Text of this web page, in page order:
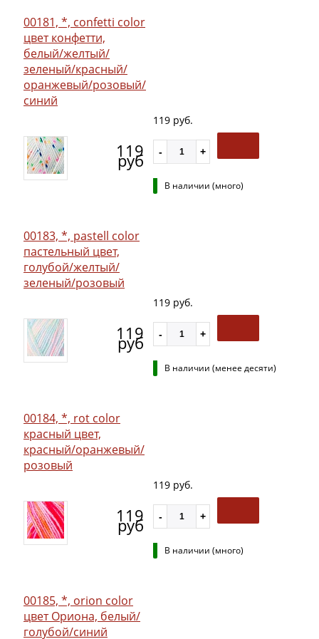
00181, *, confetti color
цвет конфетти,
белый/желтый/
зеленый/красный/
оранжевый/розовый/
синий
119
руб
119 руб.
В наличии (много)
00183, *, pastell color
пастельный цвет,
голубой/желтый/
зеленый/розовый
119
руб
119 руб.
В наличии (менее десяти)
00184, *, rot color
красный цвет,
красный/оранжевый/
розовый
119
руб
119 руб.
В наличии (много)
00185, *, orion color
цвет Ориона, белый/
голубой/синий